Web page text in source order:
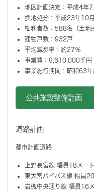
地区計画決定：平成4年7
換地処分：平成23年10
権利者数：588名（土地
建物戸数：932戸
平均減歩率：約27％
事業費：9,610,000千円
事業施行期間：昭和63
公共施設整備計画
道路計画
都市計画道路
上野長宮線 幅員18メー
東大宮バイパス線 幅員
岩槻中央通り線 幅員16